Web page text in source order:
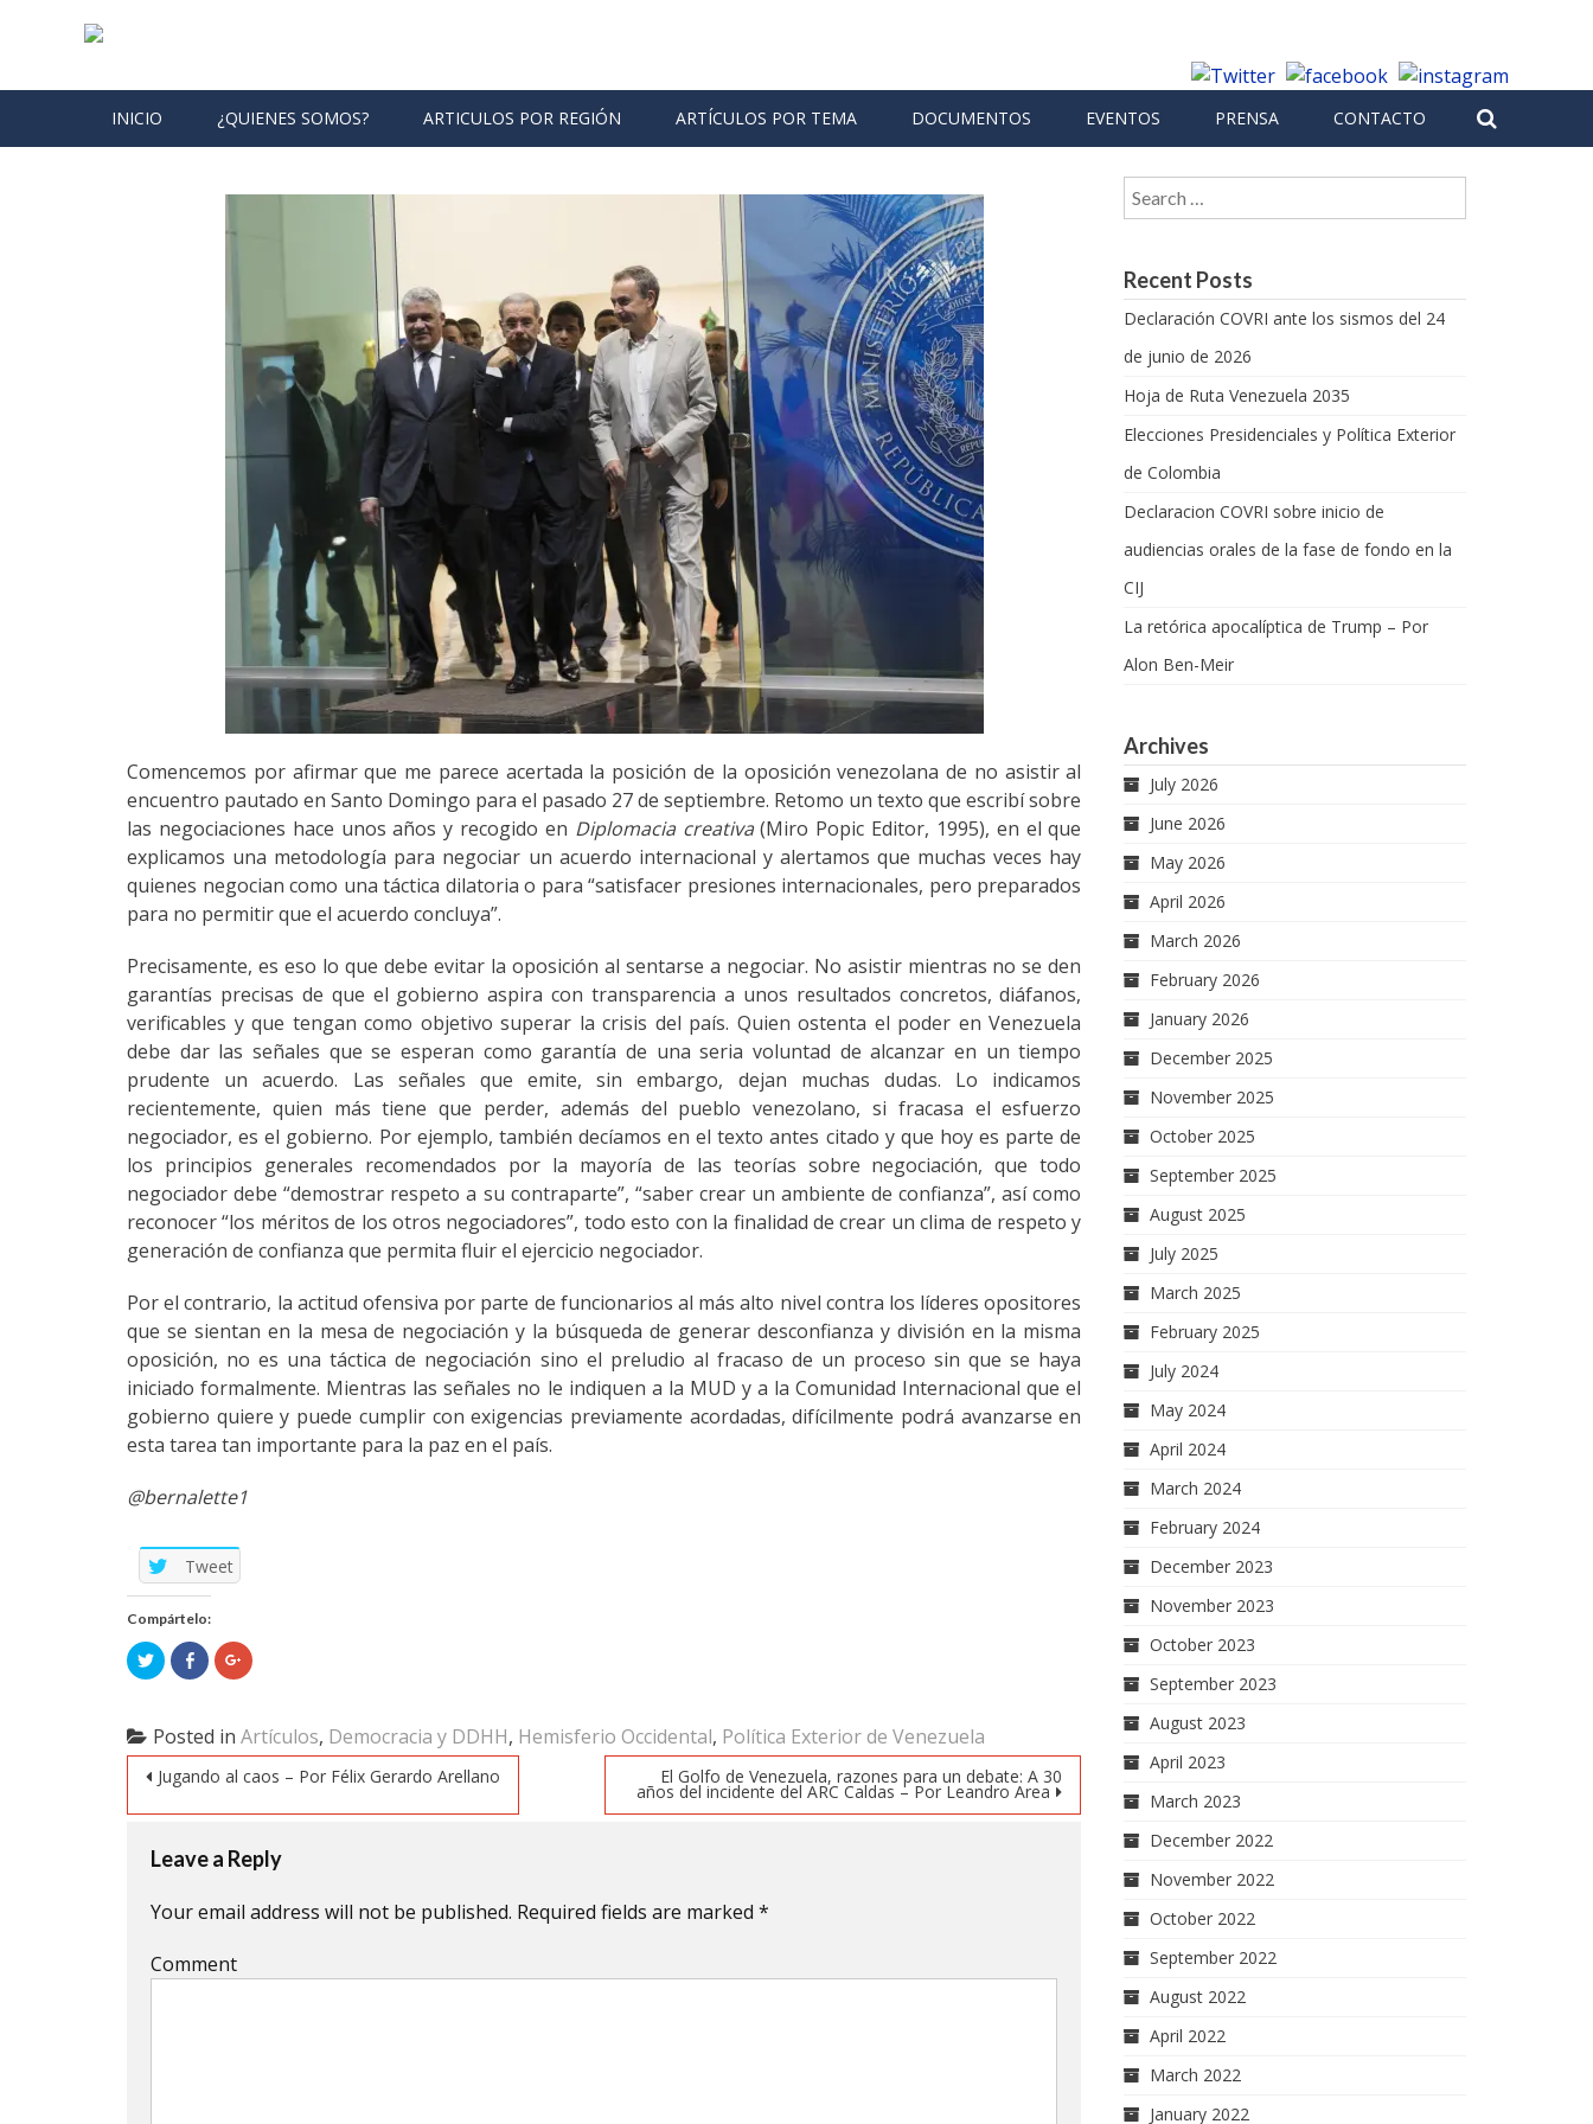
INICIO ¿QUIENES SOMOS? ARTICULOS POR REGIÓN ARTÍCULOS POR TEMA DOCUMENTOS EVENTOS PRENSA CONTACTO
Comencemos por afirmar que me parece acertada la posición de la oposición venezolana de no asistir al
encuentro pautado en Santo Domingo para el pasado 27 de septiembre. Retomo un texto que escribí sobre
las negociaciones hace unos años y recogido en Diplomacia creativa(Miro Popic Editor, 1995), en el que
explicamos una metodología para negociar un acuerdo internacional y alertamos que muchas veces hay
quienes negocian como una táctica dilatoria o para “satisfacer presiones internacionales, pero preparados
para no permitir que el acuerdo concluya”.
Precisamente, es eso lo que debe evitar la oposición al sentarse a negociar. No asistir mientras no se den
garantías precisas de que el gobierno aspira con transparencia a unos resultados concretos, diáfanos,
verificables y que tengan como objetivo superar la crisis del país. Quien ostenta el poder en Venezuela
debe dar las señales que se esperan como garantía de una seria voluntad de alcanzar en un tiempo
prudente un acuerdo. Las señales que emite, sin embargo, dejan muchas dudas. Lo indicamos
recientemente, quien más tiene que perder, además del pueblo venezolano, si fracasa el esfuerzo
negociador, es el gobierno. Por ejemplo, también decíamos en el texto antes citado y que hoy es parte de
los principios generales recomendados por la mayoría de las teorías sobre negociación, que todo
negociador debe “demostrar respeto a su contraparte”, “saber crear un ambiente de confianza”, así como
reconocer “los méritos de los otros negociadores”, todo esto con la finalidad de crear un clima de respeto y
generación de confianza que permita fluir el ejercicio negociador.
Por el contrario, la actitud ofensiva por parte de funcionarios al más alto nivel contra los líderes opositores
que se sientan en la mesa de negociación y la búsqueda de generar desconfianza y división en la misma
oposición, no es una táctica de negociación sino el preludio al fracaso de un proceso sin que se haya
iniciado formalmente. Mientras las señales no le indiquen a la MUD y a la Comunidad Internacional que el
gobierno quiere y puede cumplir con exigencias previamente acordadas, difícilmente podrá avanzarse en
esta tarea tan importante para la paz en el país.
@bernalette1
Tweet
Compártelo:
Click
to
share
(Opens
in
new
window)
Click
to
share
(Opens
in
new
window)
Click
to
(Opens
in
new
window)
Posted inArtículos, Democracia y DDHH, Hemisferio Occidental, Política Exterior de Venezuela
Post navigation
Jugando al caos – Por Félix Gerardo Arellano El Golfo de Venezuela, razones para un debate: A 30
años del incidente del ARC Caldas – Por Leandro Area
Leave a Reply
Your email address will not be published. Required fields are marked*
Comment
Search for:
Recent Posts
Declaración COVRI ante los sismos del 24
de junio de 2026
Hoja de Ruta Venezuela 2035
Elecciones Presidenciales y Política Exterior
de Colombia
Declaracion COVRI sobre inicio de
audiencias orales de la fase de fondo en la
CIJ
La retórica apocalíptica de Trump – Por
Alon Ben-Meir
Archives
July 2026
June 2026
May 2026
April 2026
March 2026
February 2026
January 2026
December 2025
November 2025
October 2025
September 2025
August 2025
July 2025
March 2025
February 2025
July 2024
May 2024
April 2024
March 2024
February 2024
December 2023
November 2023
October 2023
September 2023
August 2023
April 2023
March 2023
December 2022
November 2022
October 2022
September 2022
August 2022
April 2022
March 2022
January 2022